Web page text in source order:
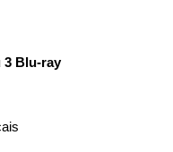
3 Blu-ray